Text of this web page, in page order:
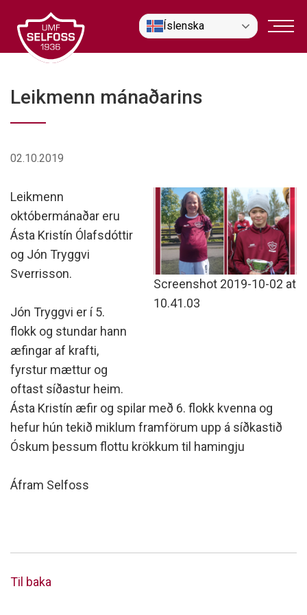
efni
Íslenska
Leikmenn mánaðarins
02.10.2019
Screenshot 2019-10-02 at
10.41.03
Leikmenn
októbermánaðar eru
Ásta Kristín Ólafsdóttir
og Jón Tryggvi
Sverrisson.
Jón Tryggvi er í 5.
flokk og stundar hann
æfingar af krafti,
fyrstur mættur og
oftast síðastur heim.
Ásta Kristín æfir og spilar með 6. flokk kvenna og
hefur hún tekið miklum framförum upp á síðkastið
Óskum þessum flottu krökkum til hamingju
Áfram Selfoss
Til baka